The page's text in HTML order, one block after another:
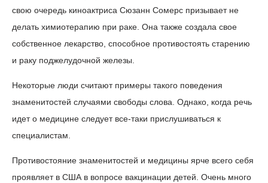
свою очередь киноактриса Сюзанн Сомерс призывает не
делать химиотерапию при раке. Она также создала свое
собственное лекарство, способное противостоять старению
и раку поджелудочной железы.
Некоторые люди считают примеры такого поведения
знаменитостей случаями свободы слова. Однако, когда речь
идет о медицине следует все-таки прислушиваться к
специалистам.
Противостояние знаменитостей и медицины ярче всего себя
проявляет в США в вопросе вакцинации детей. Очень много